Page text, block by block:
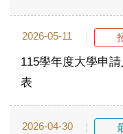
2026-05-11
115學年度大學申
表
2026-04-30